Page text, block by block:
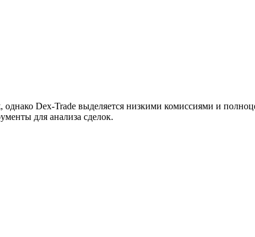
Dex-Trade выделяется низкими комиссиями и
для анализа сделок.